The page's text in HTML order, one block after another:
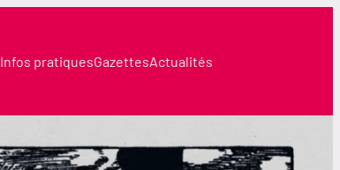
Infos pratiquesGazettesActualités